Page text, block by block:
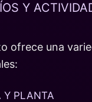
Y
ofrece una
Y PLANTA